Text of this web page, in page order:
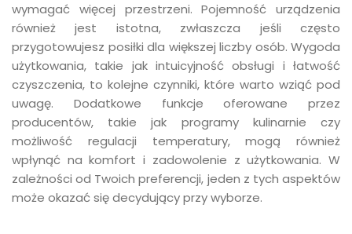
wymagać więcej przestrzeni. Pojemność urządzenia
również jest istotna, zwłaszcza jeśli często
przygotowujesz posiłki dla większej liczby osób. Wygoda
użytkowania, takie jak intuicyjność obsługi i łatwość
czyszczenia, to kolejne czynniki, które warto wziąć pod
uwagę. Dodatkowe funkcje oferowane przez
producentów, takie jak programy kulinarnie czy
możliwość regulacji temperatury, mogą również
wpłynąć na komfort i zadowolenie z użytkowania. W
zależności od Twoich preferencji, jeden z tych aspektów
może okazać się decydujący przy wyborze.